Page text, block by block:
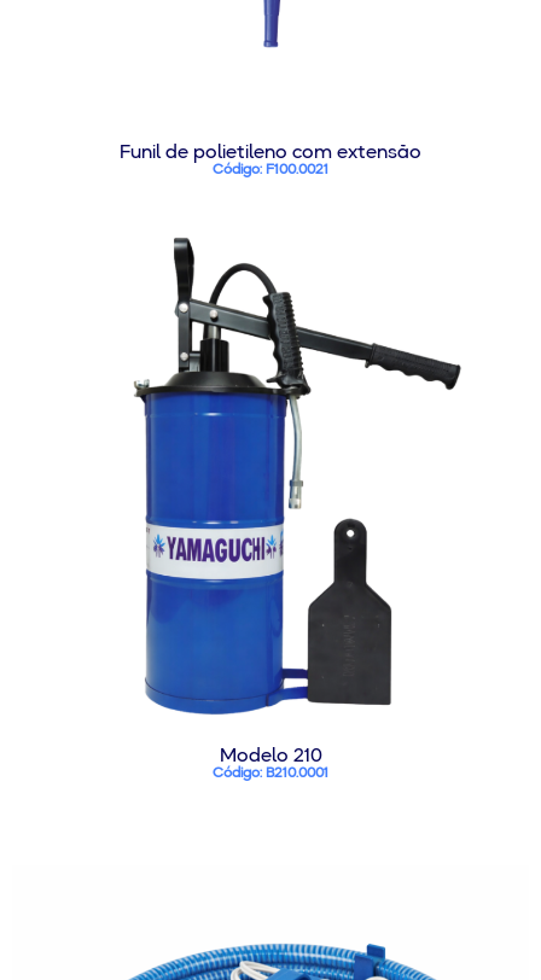
Funil de polietileno com extensão
Código: F100.0021
Modelo 210
Código: B210.0001